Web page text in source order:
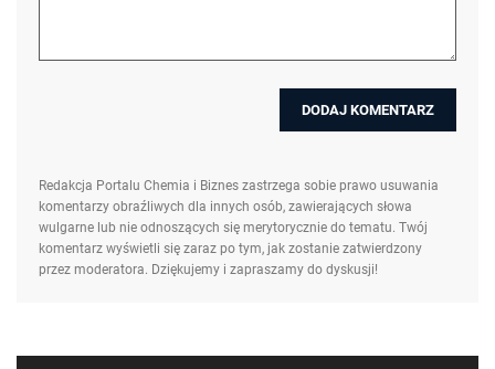
Redakcja Portalu Chemia i Biznes zastrzega sobie prawo usuwania
komentarzy obraźliwych dla innych osób, zawierających słowa
wulgarne lub nie odnoszących się merytorycznie do tematu. Twój
komentarz wyświetli się zaraz po tym, jak zostanie zatwierdzony
przez moderatora. Dziękujemy i zapraszamy do dyskusji!